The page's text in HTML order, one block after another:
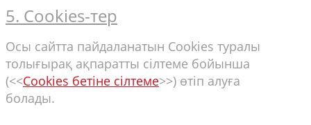
5. Cookies-тер
Осы сайтта пайдаланатын Cookies туралы
толығырақ ақпаратты сілтеме бойынша
(<<Cookies бетіне сілтеме>>) өтіп алуға
болады.